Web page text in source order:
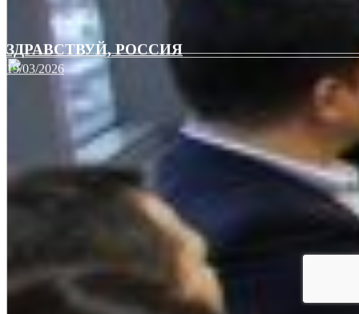
ЗДРАВСТВУЙ, РОССИЯ
19/03/2026